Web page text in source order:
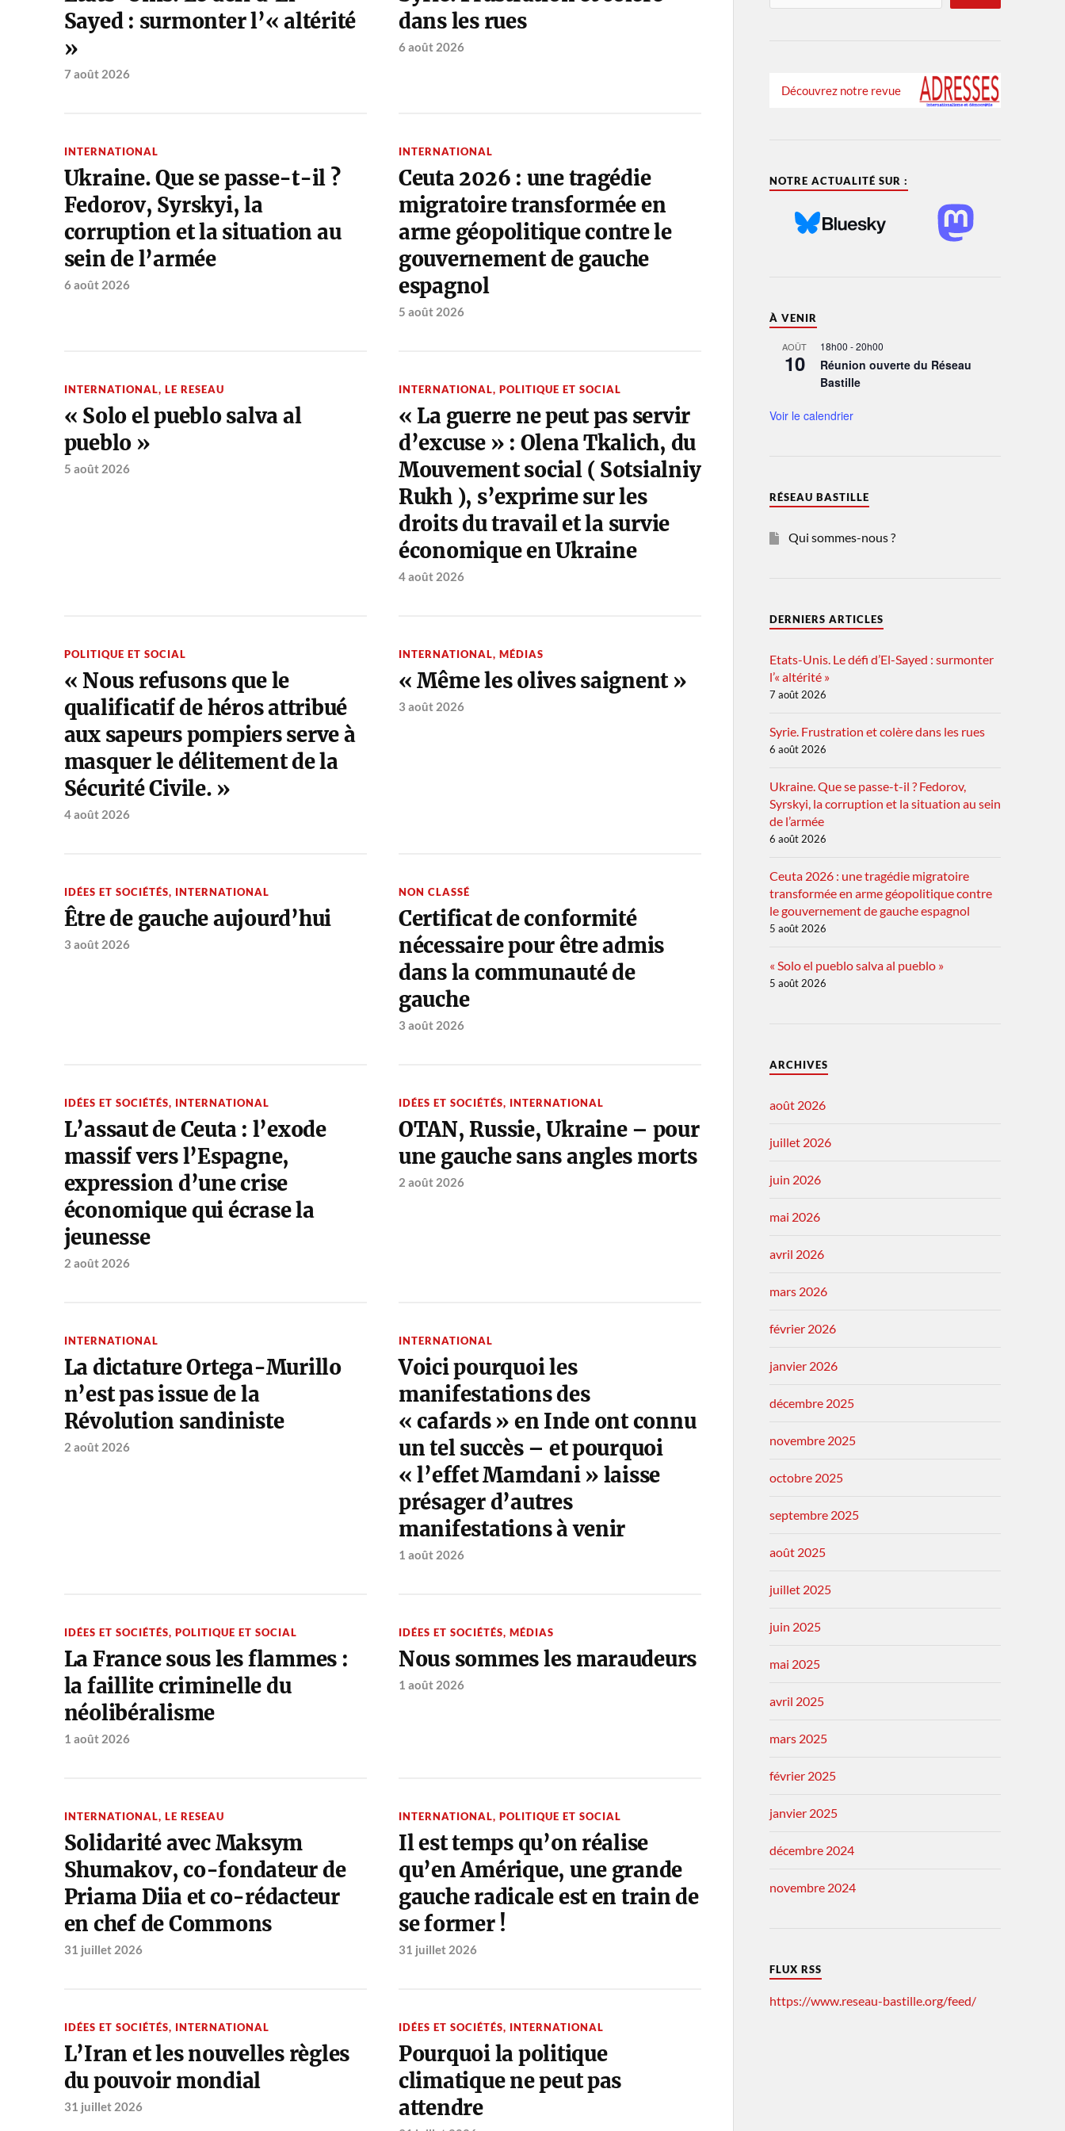
Sayed : surmonter l’« altérité
»
7 août 2026
dans les rues
6 août 2026
INTERNATIONAL
Ukraine. Que se passe-t-il ?
Fedorov, Syrskyi, la
corruption et la situation au
sein de l’armée
6 août 2026
INTERNATIONAL
Ceuta 2026 : une tragédie
migratoire transformée en
arme géopolitique contre le
gouvernement de gauche
espagnol
5 août 2026
INTERNATIONAL, LE RESEAU
« Solo el pueblo salva al
pueblo »
5 août 2026
INTERNATIONAL, POLITIQUE ET SOCIAL
« La guerre ne peut pas servir
d’excuse » : Olena Tkalich, du
Mouvement social ( Sotsialniy
Rukh ), s’exprime sur les
droits du travail et la survie
économique en Ukraine
4 août 2026
POLITIQUE ET SOCIAL
« Nous refusons que le
qualificatif de héros attribué
aux sapeurs pompiers serve à
masquer le délitement de la
Sécurité Civile. »
4 août 2026
INTERNATIONAL, MÉDIAS
« Même les olives saignent »
3 août 2026
IDÉES ET SOCIÉTÉS, INTERNATIONAL
Être de gauche aujourd’hui
3 août 2026
NON CLASSÉ
Certificat de conformité
nécessaire pour être admis
dans la communauté de
gauche
3 août 2026
IDÉES ET SOCIÉTÉS, INTERNATIONAL
L’assaut de Ceuta : l’exode
massif vers l’Espagne,
expression d’une crise
économique qui écrase la
jeunesse
2 août 2026
IDÉES ET SOCIÉTÉS, INTERNATIONAL
OTAN, Russie, Ukraine – pour
une gauche sans angles morts
2 août 2026
INTERNATIONAL
La dictature Ortega-Murillo
n’est pas issue de la
Révolution sandiniste
2 août 2026
INTERNATIONAL
Voici pourquoi les
manifestations des
« cafards » en Inde ont connu
un tel succès – et pourquoi
« l’effet Mamdani » laisse
présager d’autres
manifestations à venir
1 août 2026
IDÉES ET SOCIÉTÉS, POLITIQUE ET SOCIAL
La France sous les flammes :
la faillite criminelle du
néolibéralisme
1 août 2026
IDÉES ET SOCIÉTÉS, MÉDIAS
Nous sommes les maraudeurs
1 août 2026
INTERNATIONAL, LE RESEAU
Solidarité avec Maksym
Shumakov, co-fondateur de
Priama Diia et co-rédacteur
en chef de Commons
31 juillet 2026
INTERNATIONAL, POLITIQUE ET SOCIAL
Il est temps qu’on réalise
qu’en Amérique, une grande
gauche radicale est en train de
se former !
31 juillet 2026
IDÉES ET SOCIÉTÉS, INTERNATIONAL
L’Iran et les nouvelles règles
du pouvoir mondial
31 juillet 2026
IDÉES ET SOCIÉTÉS, INTERNATIONAL
Pourquoi la politique
climatique ne peut pas
attendre
Découvrez notre revue
NOTRE ACTUALITÉ SUR :
À VENIR
AOÛT
10
18h00 -20h00
Réunion ouverte du Réseau
Bastille
Voir le calendrier
RÉSEAU BASTILLE
Qui sommes-nous ?
DERNIERS ARTICLES
Etats-Unis. Le défi d’El-Sayed : surmonter
l’« altérité »
7 août 2026
Syrie. Frustration et colère dans les rues
6 août 2026
Ukraine. Que se passe-t-il ? Fedorov,
Syrskyi, la corruption et la situation au sein
de l’armée
6 août 2026
Ceuta 2026 : une tragédie migratoire
transformée en arme géopolitique contre
le gouvernement de gauche espagnol
5 août 2026
« Solo el pueblo salva al pueblo »
5 août 2026
ARCHIVES
août 2026
juillet 2026
juin 2026
mai 2026
avril 2026
mars 2026
février 2026
janvier 2026
décembre 2025
novembre 2025
octobre 2025
septembre 2025
août 2025
juillet 2025
juin 2025
mai 2025
avril 2025
mars 2025
février 2025
janvier 2025
décembre 2024
novembre 2024
FLUX RSS
https://www.reseau-bastille.org/feed/